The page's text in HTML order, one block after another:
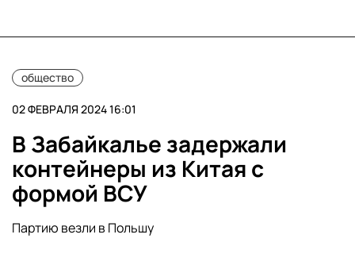
общество
02 ФЕВРАЛЯ 2024 16:01
В Забайкалье задержали
контейнеры из Китая с
формой ВСУ
Партию везли в Польшу